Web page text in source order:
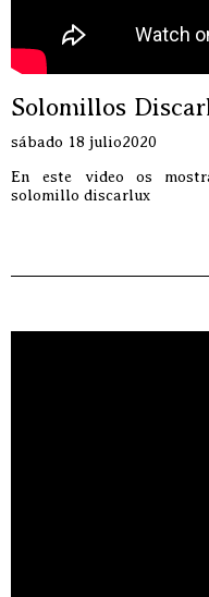
Solomillos
sábado 18 julio2020
En este video os
solomillo discarlux